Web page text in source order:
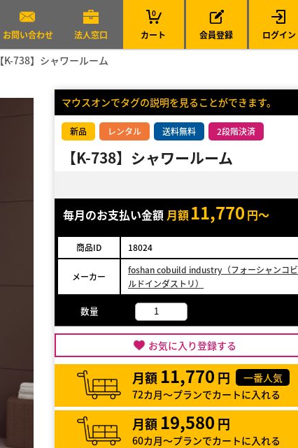
お問い合わせ 法人窓口 カート
0
会員登録 ログイン
【K-738】シャワールーム
マウスオンでタグの説明を見ることができます。
新品 レンタル 送料無料 2段階決済
【K-738】シャワールーム
毎月のお支払い金額 月額11,770 円～
商品ID 18024
メーカー
foshan cobuild industry（フォーシャンコビ
ルドインダストリ）
数量
お気に入り登録する
月額 11,770 円
一番人気
72カ月～プランでカートに入れる
月額 19,580 円
60カ月～プランでカートに入れる